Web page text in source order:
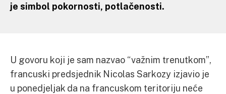
je simbol pokornosti, potlačenosti.
U govoru koji je sam nazvao “važnim trenutkom”,
francuski predsjednik Nicolas Sarkozy izjavio je
u ponedjeljak da na francuskom teritoriju neće